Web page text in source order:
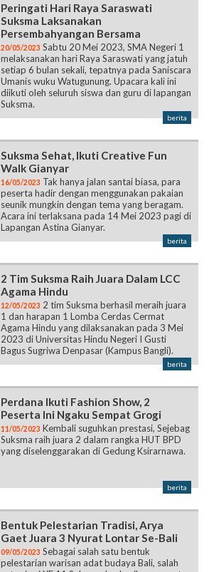
Peringati Hari Raya Saraswati
Suksma Laksanakan
Persembahyangan Bersama
20/05/2023 Sabtu 20 Mei 2023, SMA Negeri 1
melaksanakan hari Raya Saraswati yang jatuh
setiap 6 bulan sekali, tepatnya pada Saniscara
Umanis wuku Watugunung. Upacara kali ini
diikuti oleh seluruh siswa dan guru di lapangan
Suksma.
berita
Suksma Sehat, Ikuti Creative Fun
Walk Gianyar
16/05/2023 Tak hanya jalan santai biasa, para
peserta hadir dengan menggunakan pakaian
seunik mungkin dengan tema yang beragam.
Acara ini terlaksana pada 14 Mei 2023 pagi di
Lapangan Astina Gianyar.
berita
2 Tim Suksma Raih Juara Dalam LCC
Agama Hindu
12/05/2023 2 tim Suksma berhasil meraih juara
1 dan harapan 1 Lomba Cerdas Cermat
Agama Hindu yang dilaksanakan pada 3 Mei
2023 di Universitas Hindu Negeri I Gusti
Bagus Sugriwa Denpasar (Kampus Bangli).
berita
Perdana Ikuti Fashion Show, 2
Peserta Ini Ngaku Sempat Grogi
11/05/2023 Kembali suguhkan prestasi, Sejebag
Suksma raih juara 2 dalam rangka HUT BPD
yang diselenggarakan di Gedung Ksirarnawa.
berita
Bentuk Pelestarian Tradisi, Arya
Gaet Juara 3 Nyurat Lontar Se-Bali
09/05/2023 Sebagai salah satu bentuk
pelestarian warisan adat budaya Bali, salah